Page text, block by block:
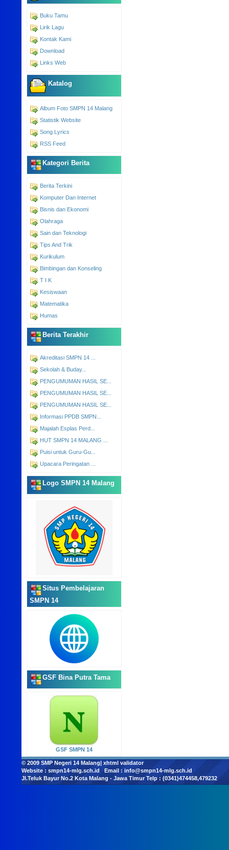
Buku Tamu
Lirik Lagu
Kontak Kami
Download
Links Web
Katalog
Album Foto SMPN 14 Malang
Statistik Website
Song Lyrics
RSS Feed
Kategori Berita
Berita Terkini
Komputer Dan Internet
Bisnis dan Ekonomi
Olahraga
Sain dan Teknologi
Tips And Trik
Kurikulum
Bimbingan dan Konseling
T I K
Kesiswaan
Matematika
Humas
Berita Terakhir
Akreditasi SMPN 14 ...
Sekolah & Buday...
PENGUMUMAN HASIL SE...
PENGUMUMAN HASIL SE...
PENGUMUMAN HASIL SE...
Informasi PPDB SMPN...
Majalah Esplas Perd...
HUT SMPN 14 MALANG ...
Puisi untuk Guru-Gu...
Upacara Peringatan ...
Logo SMPN 14 Malang
Situs Pembelajaran
SMPN 14
GSF Bina Putra Tama
GSF SMPN 14
© 2009 SMP Negeri 14 Malang xhtml validator
Website : smpn14-mlg.sch.id Email : info@smpn14-mlg.sch.id
Jl.Teluk Bayur No.2 Kota Malang - Jawa Timur Telp : (0341)474458,479232